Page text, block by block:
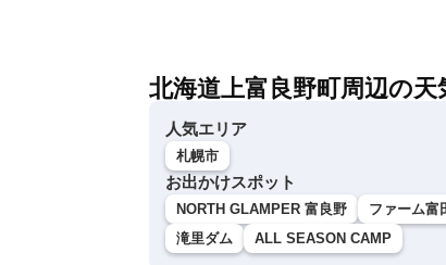
北海道上富良野町周辺の天
人気エリア
札幌市
お出かけスポット
NORTH GLAMPER 富良野 ファーム富
滝里ダム
ALL SEASON CAMP